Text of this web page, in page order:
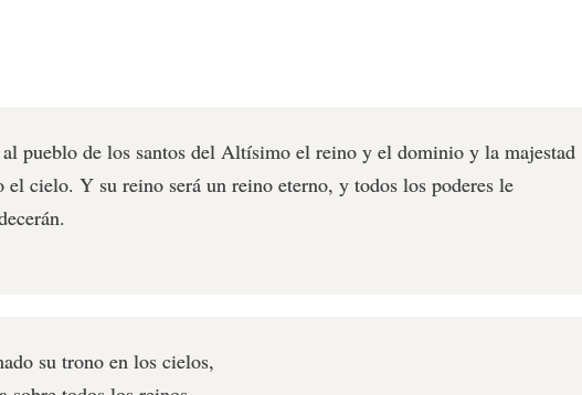
al pueblo de los santos del Altísimo el reino y el dominio y la majestad
el cielo. Y su reino será un reino eterno, y todos los poderes le
su trono en los cielos,